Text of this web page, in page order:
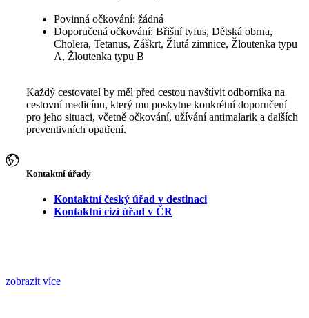
Povinná očkování: žádná
Doporučená očkování: Břišní tyfus, Dětská obrna,
Cholera, Tetanus, Záškrt, Žlutá zimnice, Žloutenka typu
A, Žloutenka typu B
Každý cestovatel by měl před cestou navštívit odborníka na
cestovní medicínu, který mu poskytne konkrétní doporučení
pro jeho situaci, včetně očkování, užívání antimalarik a dalších
preventivních opatření.
Kontaktní úřady
Kontaktní český úřad v destinaci
Kontaktní cizí úřad v ČR
zobrazit více